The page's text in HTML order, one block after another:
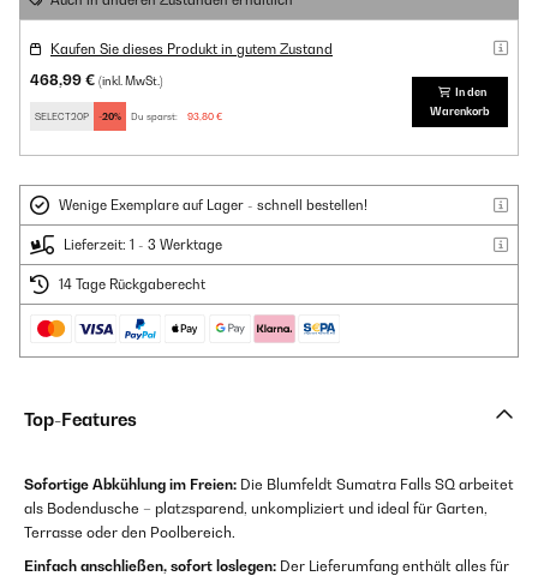
Kaufen Sie dieses Produkt in gutem Zustand
468,99 € (inkl. MwSt.)
SELECT20P -20% Du sparst: 93,80 €
In den
Warenkorb
Wenige Exemplare auf Lager - schnell bestellen!
Lieferzeit: 1 - 3 Werktage
14 Tage Rückgaberecht
Top-Features
Sofortige Abkühlung im Freien: Die Blumfeldt Sumatra Falls SQ arbeitet
als Bodendusche – platzsparend, unkompliziert und ideal für Garten,
Terrasse oder den Poolbereich.
Einfach anschließen, sofort loslegen: Der Lieferumfang enthält alles für